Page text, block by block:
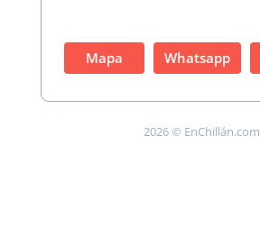
Mapa Whatsapp
2026 © EnChillán.com